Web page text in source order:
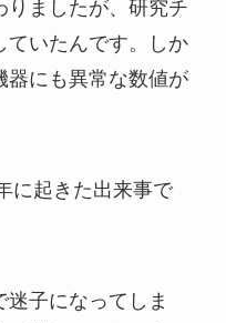
りましたが、研究チ
ていたんです。しか
器にも異常な数値が
に起きた出来事で
子になってしま